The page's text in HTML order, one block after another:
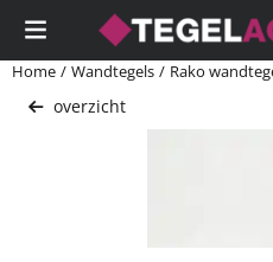
Cookievoorkeuren zijn momenteel
Home / Wandtegels / Rako
overzicht